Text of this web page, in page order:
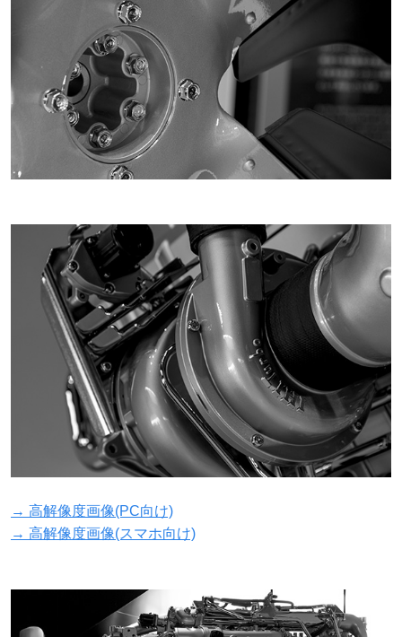
→ 高解像度画像(PC向け)
→ 高解像度画像(スマホ向け)